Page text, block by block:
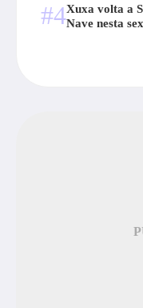
#4Xuxa volta a
Nave nesta